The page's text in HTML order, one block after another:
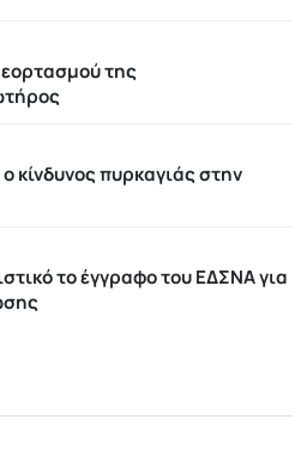
της
κίνδυνος πυρκαγιάς στην
το έγγραφο του ΕΔΣΝΑ για